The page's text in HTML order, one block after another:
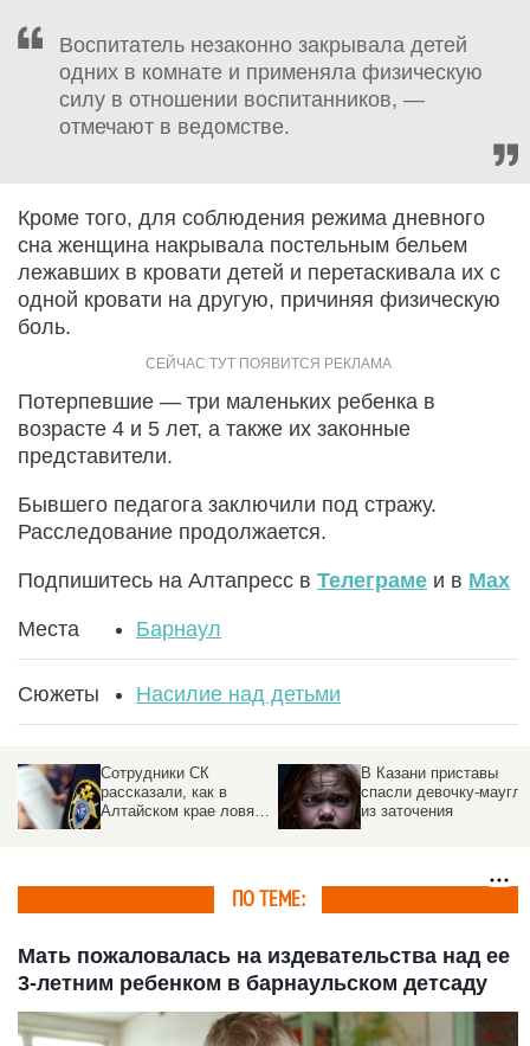
Воспитатель незаконно закрывала детей
одних в комнате и применяла физическую
силу в отношении воспитанников, —
отмечают в ведомстве.
Кроме того, для соблюдения режима дневного
сна женщина накрывала постельным бельем
лежавших в кровати детей и перетаскивала их с
одной кровати на другую, причиняя физическую
боль.
Потерпевшие — три маленьких ребенка в
возрасте 4 и 5 лет, а также их законные
представители.
Бывшего педагога заключили под стражу.
Расследование продолжается.
Подпишитесь на Алтапресс в Телеграме и в Max
Места Барнаул
Сюжеты Насилие над детьми
Сотрудники СК
рассказали, как в
Алтайском крае ловят
В Казани приставы
спасли девочку-маугли
из заточения
ПО ТЕМЕ:
Мать пожаловалась на издевательства над ее
3-летним ребенком в барнаульском детсаду